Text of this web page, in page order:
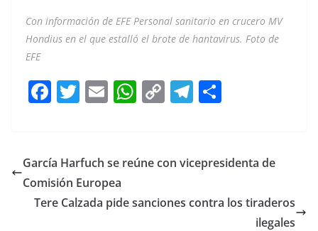
Con información de EFE Personal sanitario en crucero MV
Hondius en el que estalló el brote de hantavirus. Foto de
EFE
F
e
b
o
T
er
E
l
W
s
p
C
y
n
T
gr
m
e
García Harfuch se reúne con vicepresidenta de
Comisión Europea
Tere Calzada pide sanciones contra los tiraderos
ilegales